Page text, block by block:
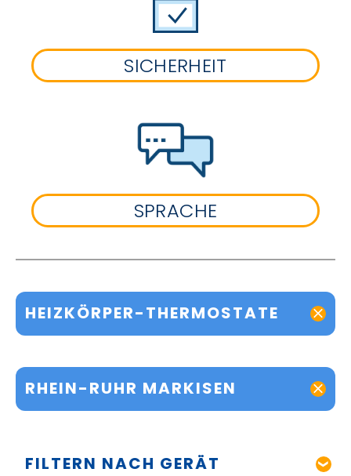
SICHERHEIT
SPRACHE
HEIZKÖRPER-THERMOSTATE
RHEIN-RUHR MARKISEN
FILTERN NACH GERÄT